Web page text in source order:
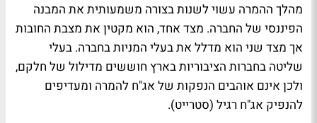
מהלך ההמרה עשוי לשנות בצורה משמעותית את המבנה
הפיננסי של החברה. מצד אחד, הוא מקטין את מצבת החובות
אך מצד שני הוא מדלל את בעלי המניות בחברה. בעלי
שליטה בחברות הציבוריות בארץ חוששים מדילול של חלקם,
ולכן אינם אוהבים הנפקות של אג"ח להמרה ומעדיפים
להנפיק אג"ח רגיל (סטרייט).